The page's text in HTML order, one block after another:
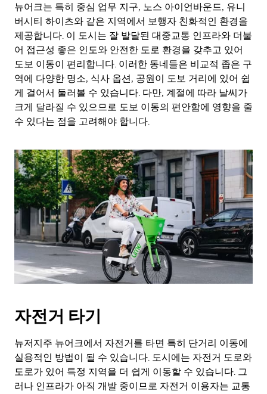
요.
캘
린
더
를
닫
으
려
면
Esc
키
누
르
세
요.
뉴어크는 특히 중심 업무 지구, 노스 아이언바운드, 유니
버시티 하이츠와 같은 지역에서 보행자 친화적인 환경을
제공합니다. 이 도시는 잘 발달된 대중교통 인프라와 더불
어 접근성 좋은 인도와 안전한 도로 환경을 갖추고 있어
도보 이동이 편리합니다. 이러한 동네들은 비교적 좁은 구
역에 다양한 명소, 식사 옵션, 공원이 도보 거리에 있어 쉽
게 걸어서 둘러볼 수 있습니다. 다만, 계절에 따라 날씨가
크게 달라질 수 있으므로 도보 이동의 편안함에 영향을 줄
수 있다는 점을 고려해야 합니다.
자전거 타기
뉴저지주 뉴어크에서 자전거를 타면 특히 단거리 이동에
실용적인 방법이 될 수 있습니다. 도시에는 자전거 도로와
도로가 있어 특정 지역을 더 쉽게 이동할 수 있습니다. 그
러나 인프라가 아직 개발 중이므로 자전거 이용자는 교통